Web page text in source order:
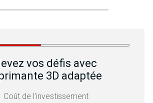
vos défis avec
3D adaptée
Coût de l’investissement